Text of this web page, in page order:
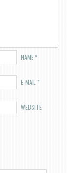
NAME*
E-MAIL *
WEBSITE